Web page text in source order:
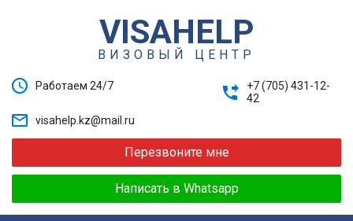
VISAHELP
ВИЗОВЫЙ ЦЕНТР
Работаем 24/7
+7 (705) 431-12-
42
visahelp.kz@mail.ru
Перезвоните мне
Написать в Whatsapp